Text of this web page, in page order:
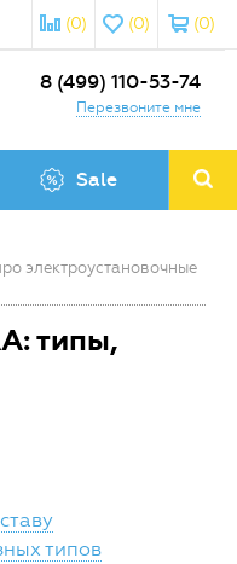
(0)
(0)
(0)
8 (499) 110-53-74
Перезвоните мне
Sale
электроустановочные
типы,
типов